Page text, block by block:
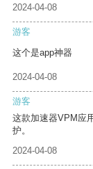
2024-04-08
游客
这个是app神器
2024-04-08
游客
这款加速器VPM应
护。
2024-04-08